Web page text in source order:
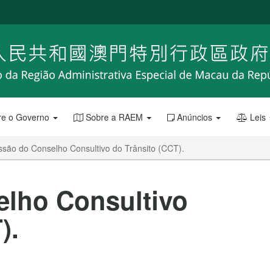
o Governo Sobre a RAEM Anúncios Leis
do Conselho Consultivo do Trânsito (CCT).
Consultivo